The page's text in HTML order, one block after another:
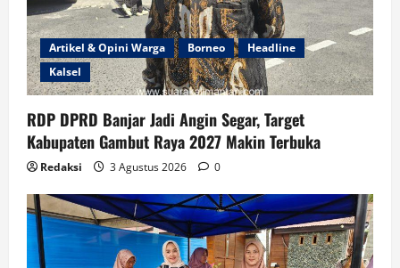
Artikel & Opini Warga Borneo
Headline
Kalsel
RDP DPRD Banjar Jadi Angin Segar, Target
Kabupaten Gambut Raya 2027 Makin Terbuka
Redaksi 3 Agustus 2026 0